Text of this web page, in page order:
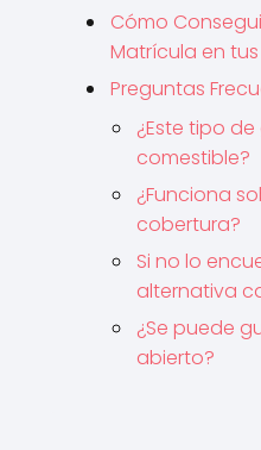
Cómo
Matrícula en
Preguntas
¿Este tipo
comestible?
¿Funciona
cobertura?
Si no lo
alternativa
¿Se puede
abierto?